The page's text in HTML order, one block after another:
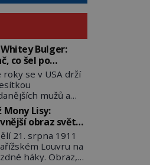
Whitey Bulger:
co šel po
roky se v USA drží
mužů a
to až na číslo
po Usámovi bin
(1957–2011). To je
Bulger
viněný ze
na 19
Mony Lisy:
obraz světa
dva roky
21. srpna 1911
Louvru na
háky. Obraz,